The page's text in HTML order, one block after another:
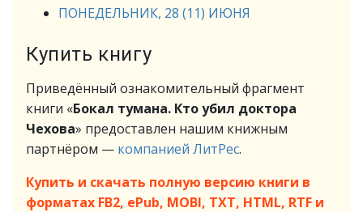
ПОНЕДЕЛЬНИК, 28 (11) ИЮНЯ
Купить книгу
Приведённый ознакомительный фрагмент
книги «Бокал тумана. Кто убил доктора
Чехова» предоставлен нашим книжным
партнёром — компанией ЛитРес.
Купить и скачать полную версию книги в
форматах FB2, ePub, MOBI, TXT, HTML, RTF и